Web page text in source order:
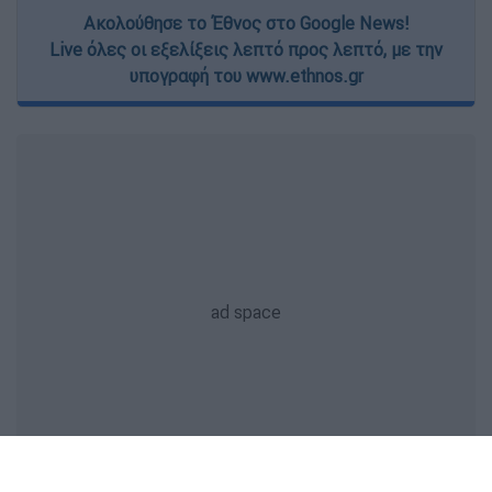
Ακολούθησε το Έθνος στο Google News!
Live όλες οι εξελίξεις λεπτό προς λεπτό, με την
υπογραφή του www.ethnos.gr